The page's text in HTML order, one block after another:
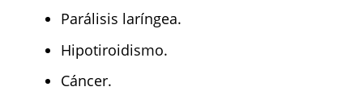
Parálisis laríngea.
Hipotiroidismo.
Cáncer.